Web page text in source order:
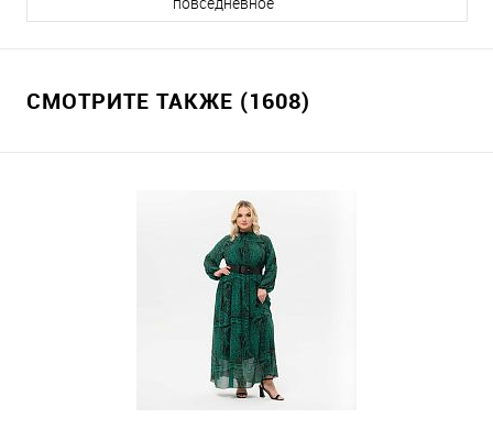
СМОТРИТЕ ТАКЖЕ (1608)